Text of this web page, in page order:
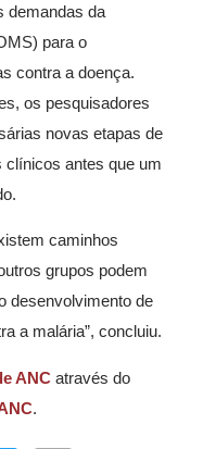
demandas da
para o
contra a doença.
os pesquisadores
novas etapas de
clínicos antes que um
caminhos
grupos podem
desenvolvimento de
a malária”, concluiu.
ANC através do
.